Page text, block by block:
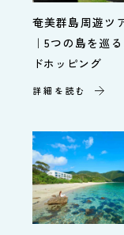
奄美群島周遊ツ
｜5つの島を巡
ドホッピング
詳細を読む